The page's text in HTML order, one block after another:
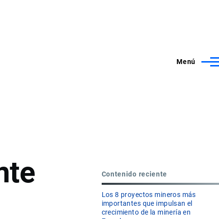
Menú
Contenido reciente
Los 8 proyectos mineros más
importantes que impulsan el
crecimiento de la minería en